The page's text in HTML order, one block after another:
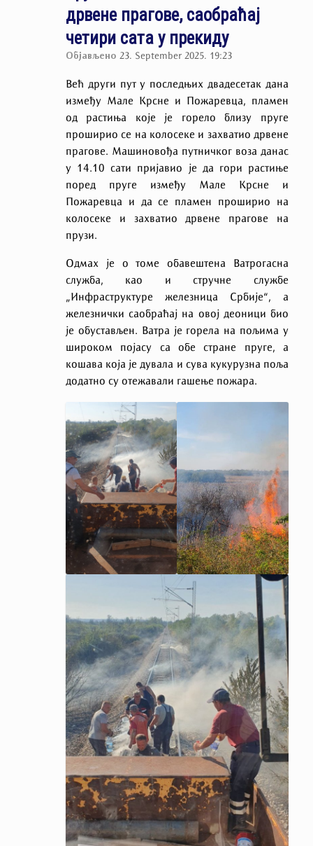
дрвене прагове, саобраћај
четири сата у прекиду
Објављено 23. September 2025. 19:23
Већ други пут у последњих двадесетак дана
између Мале Крсне и Пожаревца, пламен
од растиња које је горело близу пруге
проширио се на колосеке и захватио дрвене
прагове. Машиновођа путничког воза данас
у 14.10 сати пријавио је да гори растиње
поред пруге између Мале Крсне и
Пожаревца и да се пламен проширио на
колосеке и захватио дрвене прагове на
прузи.
Одмах је о томе обавештена Ватрогасна
служба, као и стручне службе
„Инфраструктуре железница Србије“, а
железнички саобраћај на овој деоници био
је обустављен. Ватра је горела на пољима у
широком појасу са обе стране пруге, а
кошава која је дувала и сува кукурузна поља
додатно су отежавали гашење пожара.